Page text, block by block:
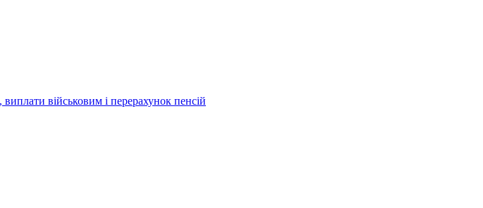
військовим і перерахунок пенсій